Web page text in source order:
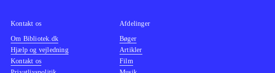
Kontakt os
Om Bibliotek.dk
Hjælp og vejledning
Kontakt os
Afdelinger
Bøger
Artikler
Film